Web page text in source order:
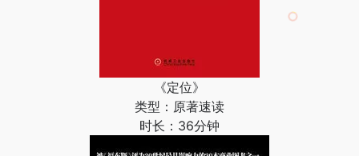
《定位》
类型：原著速读
时长：36分钟